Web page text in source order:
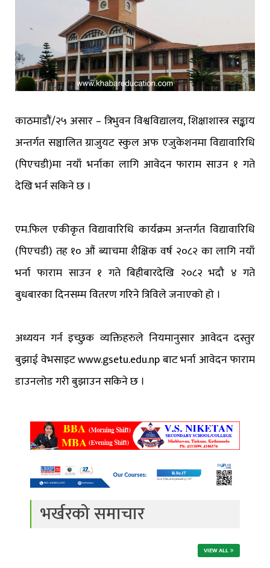
काठमाडौं/२५ असार – त्रिभुवन विश्वविद्यालय, शिक्षाशास्त्र सङ्काय
अन्तर्गत सञ्चालित ग्राजुयट स्कुल अफ एजुकेशनमा विद्यावारिधि
(पिएचडी)मा नयाँ भर्नाका लागि आवेदन फाराम साउन १ गते
देखि भर्न सकिने छ ।
एम.फिल एकीकृत विद्यावारिधि कार्यक्रम अन्तर्गत विद्यावारिधि
(पिएचडी) तह १० औं ब्याचमा शैक्षिक वर्ष २०८२ का लागि नयाँ
भर्ना फाराम साउन १ गते बिहीबारदेखि २०८२ भदौ ४ गते
बुधबारका दिनसम्म वितरण गरिने त्रिविले जनाएको हो ।
अध्ययन गर्न इच्छुक व्यक्तिहरुले नियमानुसार आवेदन दस्तुर
बुझाई वेभसाइट www.gsetu.edu.np बाट भर्ना आवेदन फाराम
डाउनलोड गरी बुझाउन सकिने छ ।
भर्खरको समाचार
VIEW ALL